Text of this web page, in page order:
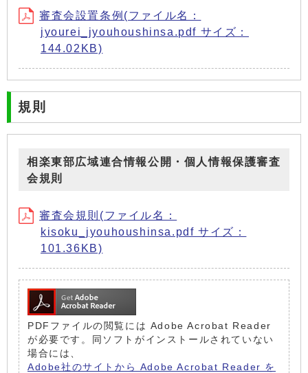
審査会設置条例(ファイル名：
jyourei_jyouhoushinsa.pdf サイズ：
144.02KB)
規則
相楽東部広域連合情報公開・個人情報保護審査
会規則
審査会規則(ファイル名：
kisoku_jyouhoushinsa.pdf サイズ：
101.36KB)
PDFファイルの閲覧には Adobe Acrobat Reader
が必要です。同ソフトがインストールされていない
場合には、
Adobe社のサイトから Adobe Acrobat Reader を